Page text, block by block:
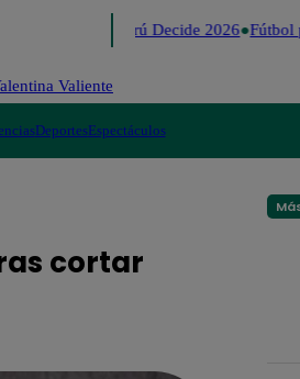
Perú Decide 2026 Fútbol
Valiente
DeportesEspectáculos
cortar